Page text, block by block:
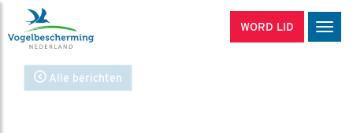
WORD LID
Alle berichten